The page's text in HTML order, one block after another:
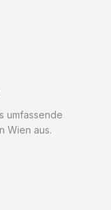
umfassende
Wien aus.